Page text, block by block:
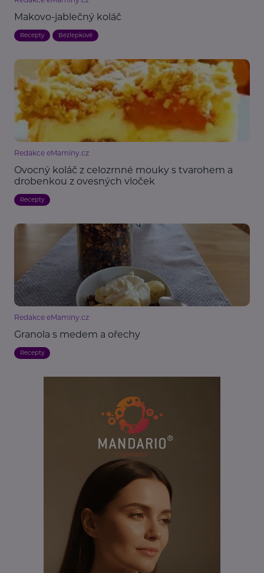
Makovo-jablečný koláč
Recepty Bezlepkové
Redakce eMaminy.cz
Ovocný koláč z celozrnné mouky s tvarohem a
drobenkou z ovesných vloček
Recepty
Redakce eMaminy.cz
Granola s medem a ořechy
Recepty